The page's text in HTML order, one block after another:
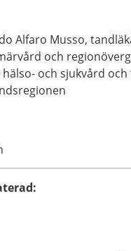
Alfaro Musso,
och
och sjukvård
: